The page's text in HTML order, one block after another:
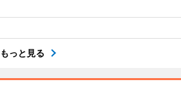
もっと見る